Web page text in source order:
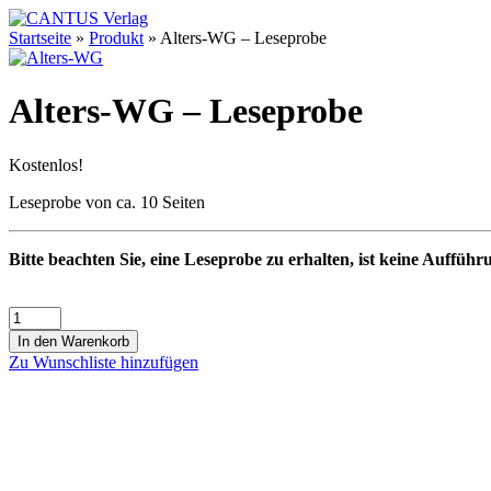
Startseite » Produkt » Alters-WG – Leseprobe
Alters-WG – Leseprobe
Kostenlos!
Leseprobe von ca. 10 Seiten
Bitte beachten Sie, eine Leseprobe zu erhalten, ist keine
In den Warenkorb
Zu Wunschliste hinzufügen